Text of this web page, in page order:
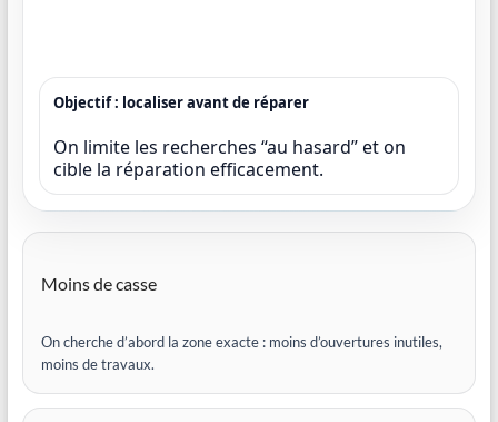
Objectif : localiser avant de réparer
On limite les recherches “au hasard” et on
cible la réparation efficacement.
Moins de casse
On cherche d’abord la zone exacte : moins d’ouvertures inutiles,
moins de travaux.